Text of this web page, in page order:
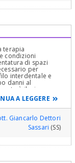
terapia
condizioni
di spazi
per
interdentale e
danni al
è il mio
altre motivazioni
del punto di
Mi
A LEGGERE
Giancarlo Dettori
Sassari (SS)